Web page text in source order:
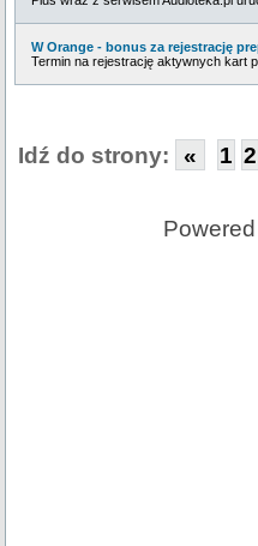
W Orange - bonus za rejestrację
Termin na rejestrację aktywnych kart
Idź do strony: « 1 2